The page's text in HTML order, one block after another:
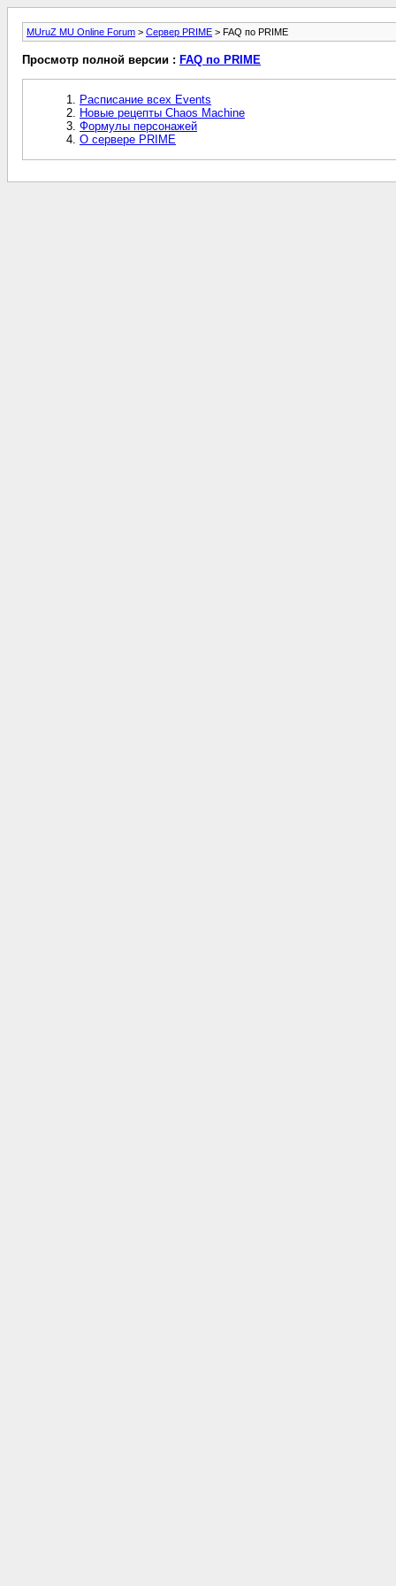
MUruZ MU Online Forum > Сервер PRIME > FAQ по PRIME
Просмотр полной версии : FAQ по PRIME
Расписание всех Events
Новые рецепты Chaos Machine
Формулы персонажей
О сервере PRIME